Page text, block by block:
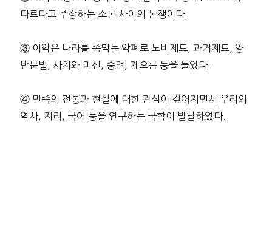
다르다고 주장하는 소론 사이의 논쟁이다.
③ 이익은 나라를 좀먹는 악폐로 노비제도, 과거제도, 양
반문벌, 사치와 미신, 승려, 게으름 등을 들었다.
④ 민족의 전통과 현실에 대한 관심이 깊어지면서 우리의
역사, 지리, 국어 등을 연구하는 국학이 발달하였다.